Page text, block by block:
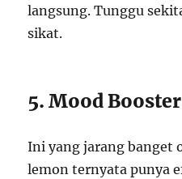
langsung. Tunggu
sikat.
5. Mood
Ini yang jarang banget
lemon ternyata punya